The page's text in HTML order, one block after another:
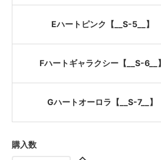
Eハートピンク【__S-5__】
Fハートギャラクシー【__S-6__】
Gハートオーロラ【__S-7__】
購入数